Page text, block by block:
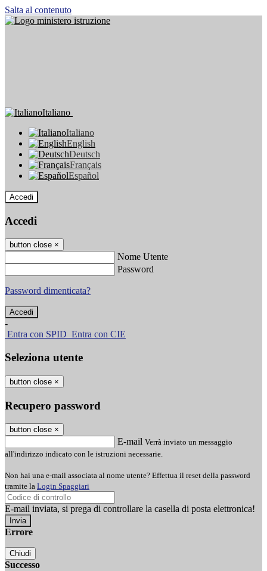
Salta al contenuto
Italiano
Italiano
English
Deutsch
Français
Español
Accedi
Accedi
button close ×
Nome Utente
Password
Password dimenticata?
-
Entra con SPID Entra con CIE
Seleziona utente
button close ×
Recupero password
button close ×
E-mail Verrà inviato un messaggio
all'indirizzo indicato con le istruzioni necessarie.
Non hai una e-mail associata al nome utente? Effettua il reset della password
tramite la Login Spaggiari
E-mail inviata, si prega di controllare la casella di posta elettronica!
Errore
Chiudi
Successo